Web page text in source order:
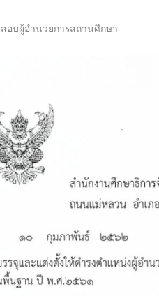
สอบผู้อำนวยการสถานศึกษา